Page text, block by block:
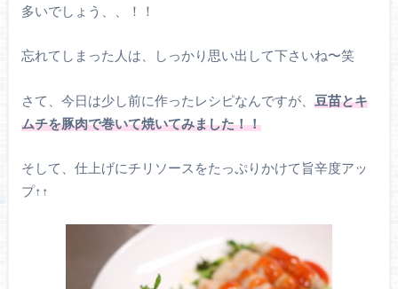
多いでしょう、、！！
忘れてしまった人は、しっかり思い出して下さいね〜笑
さて、今日は少し前に作ったレシピなんですが、 豆苗とキ
ムチを豚肉で巻いて焼いてみました！！
そして、仕上げにチリソースをたっぷりかけて旨辛度アッ
プ↑↑